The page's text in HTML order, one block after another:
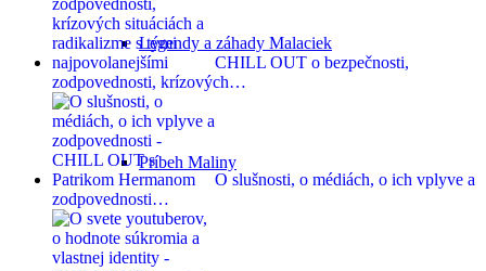
Legendy a záhady Malaciek
Príbeh Maliny
CHILL OUT o bezpečnosti,
zodpovednosti, krízových…
O slušnosti, o médiách, o ich vplyve a
zodpovednosti…